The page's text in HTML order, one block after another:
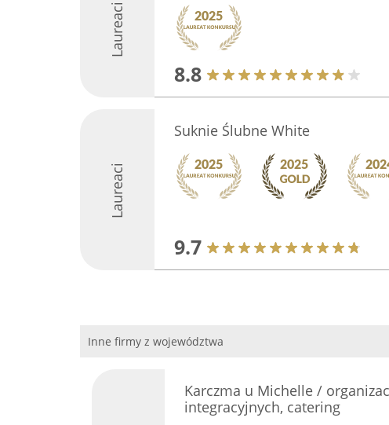
Laureaci
8.8
Laureaci
Suknie Ślubne White
9.7
Inne firmy z województwa
Karczma u Michelle /
integracyjnych, catering